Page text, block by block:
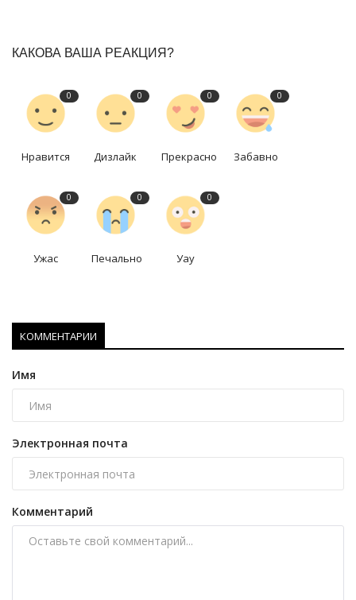
КАКОВА ВАША РЕАКЦИЯ?
0
Нравится
0
Дизлайк
0
Прекрасно
0
Забавно
0
Ужас
0
Печально
0
Уау
КОММЕНТАРИИ
Имя
Электронная почта
Комментарий